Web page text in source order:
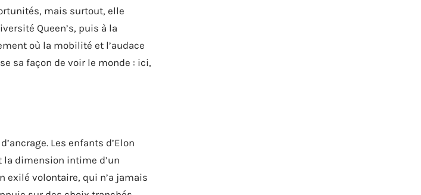
mais surtout, elle
Queen’s, puis à la
où la mobilité et l’audace
sa façon de voir le monde : ici,
Les enfants d’Elon
la dimension intime d’un
exilé volontaire, qui n’a jamais